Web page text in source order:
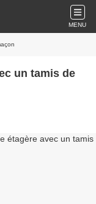
MENU
un tamis de